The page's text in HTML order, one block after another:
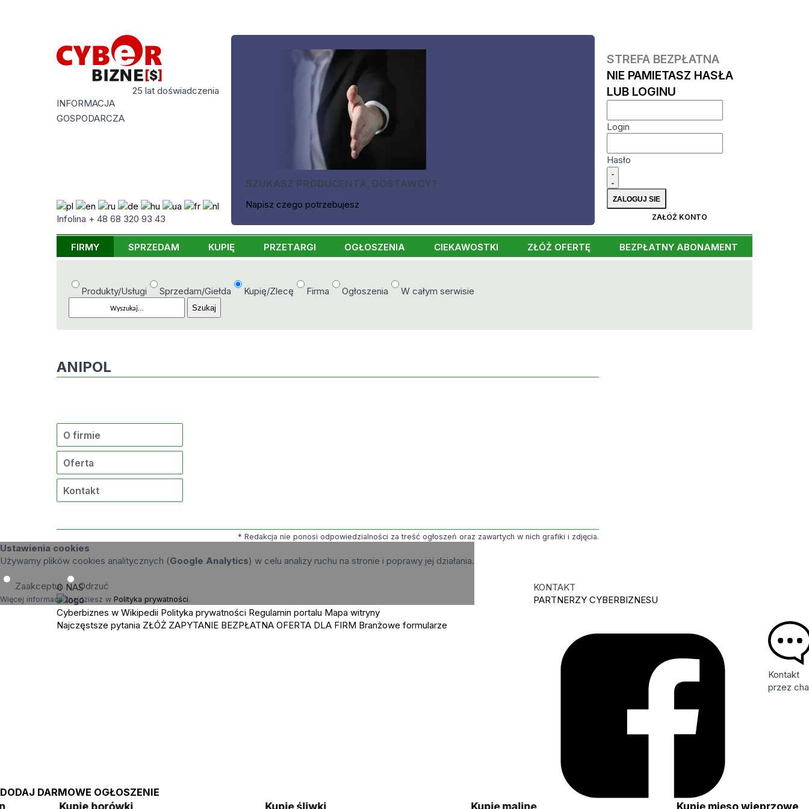
25 lat doświadczenia
INFORMACJA
GOSPODARCZA
Infolina + 48 68 320 93 43
SZUKASZ PRODUCENTA, DOSTAWCY?
Napisz czego potrzebujesz
STREFA BEZPŁATNA
NIE PAMIETASZ HASŁA
LUB LOGINU
Login
Hasło
ZAŁÓŻ KONTO
FIRMY SPRZEDAM KUPIĘ PRZETARGI OGŁOSZENIA CIEKAWOSTKI ZŁÓŻ OFERTĘ BEZPŁATNY ABONAMENT
Produkty/Usługi Sprzedam/Giełda Kupię/Zlecę Firma Ogłoszenia W całym serwisie
ANIPOL
O firmie
Oferta
Kontakt
* Redakcja nie ponosi odpowiedzialności za treść ogłoszeń oraz zawartych w nich grafiki i zdjęcia.
DODAJ DARMOWE OGŁOSZENIE
Kupie borówki Kupię śliwki Kupię malinę Kupię mięso wieprzowe
Kontakt
przez
Ustawienia cookies
Używamy plików cookies analitycznych (Google Analytics) w celu analizy ruchu na stronie i poprawy jej działania.
Zaakceptuj Odrzuć
Więcej informacji znajdziesz w Polityka prywatności.
O NAS
Cyberbiznes w Wikipedii Polityka prywatności Regulamin portalu Mapa witryny
Najczęstsze pytania ZŁÓŻ ZAPYTANIE BEZPŁATNA OFERTA DLA FIRM Branżowe formularze
KONTAKT
PARTNERZY CYBERBIZNESU